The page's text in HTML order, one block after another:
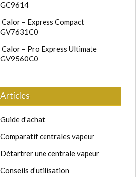
GC9614
Calor – Express Compact
GV7631C0
Calor – Pro Express Ultimate
GV9560C0
Articles
Guide d’achat
Comparatif centrales vapeur
Détartrer une centrale vapeur
Conseils d’utilisation